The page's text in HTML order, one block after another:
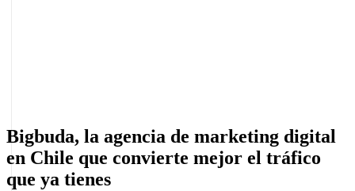
Bigbuda, la agencia de marketing digital
en Chile que convierte mejor el tráfico
que ya tienes